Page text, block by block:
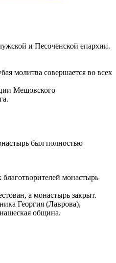
и Песоченской епархии.
молитва совершается во всех
Мещовского
был полностью
монастырь
а монастырь закрыт.
Георгия (Лаврова),
община.